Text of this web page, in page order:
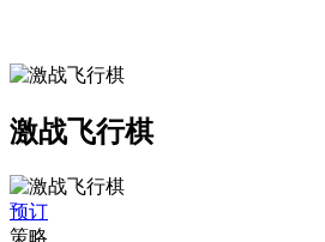
激战飞行棋
预订
策略